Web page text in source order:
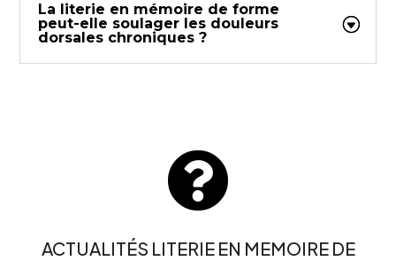
La literie en mémoire de forme
peut-elle soulager les douleurs
dorsales chroniques ?

ACTUALITÉS LITERIE EN MEMOIRE DE